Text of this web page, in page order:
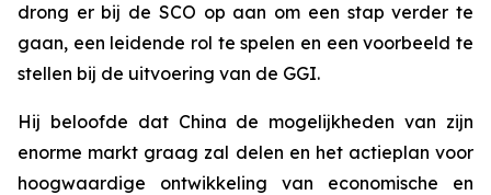
drong er bij de SCO op aan om een stap verder te
gaan, een leidende rol te spelen en een voorbeeld te
stellen bij de uitvoering van de GGI.
Hij beloofde dat China de mogelijkheden van zijn
enorme markt graag zal delen en het actieplan voor
hoogwaardige ontwikkeling van economische en